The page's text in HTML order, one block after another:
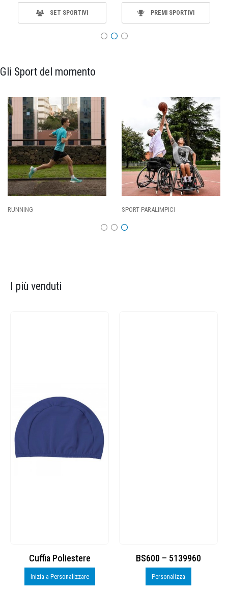
SET SPORTIVI PREMI SPORTIVI
Gli Sport del momento
SPORT PARALIMPICI
I più venduti
Cuffia Poliestere
Inizia a Personalizzare
BS600 – 5139960
Personalizza